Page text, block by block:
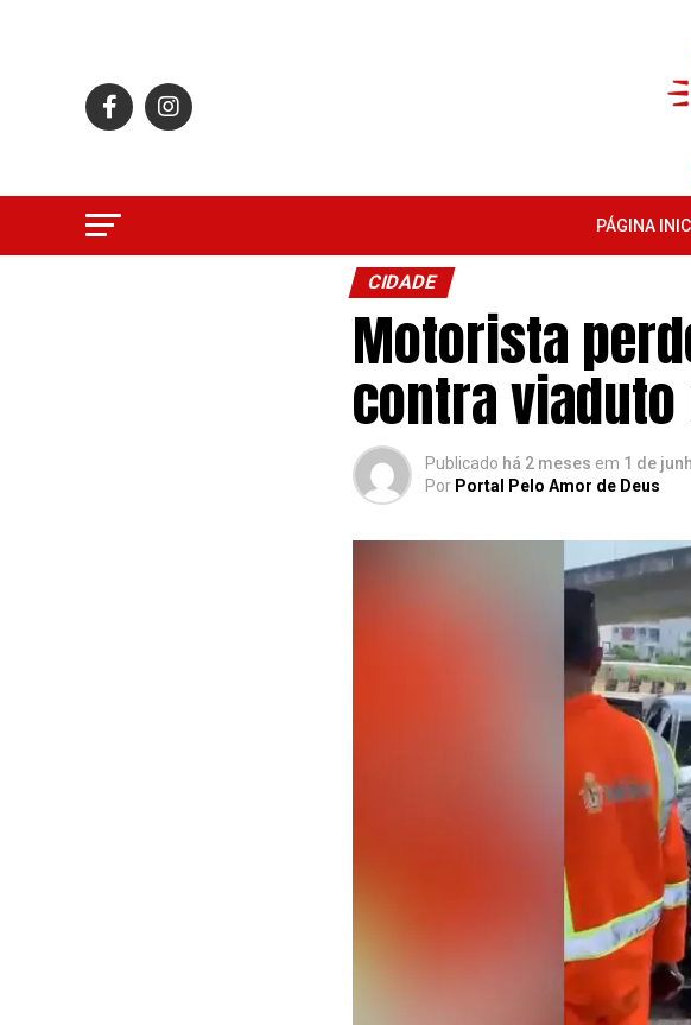
PÁGINA
CIDADE
Motorista
contra
Publicado há 2 meses em 1 de
Por Portal Pelo Amor de Deus